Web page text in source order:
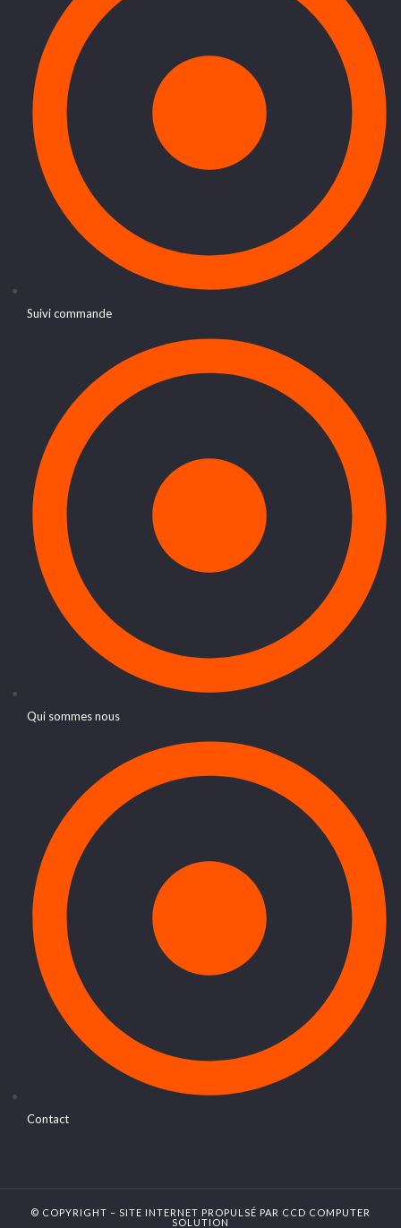
Suivi commande
Qui sommes nous
Contact
© COPYRIGHT – SITE INTERNET PROPULSÉ PAR CCD COMPUTER
SOLUTION